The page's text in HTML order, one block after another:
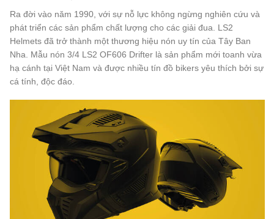
Ra đời vào năm 1990, với sự nỗ lực không ngừng nghiên cứu và
phát triển các sản phẩm chất lượng cho các giải đua. LS2
Helmets đã trở thành một thương hiệu nón uy tín của Tây Ban
Nha. Mẫu nón 3/4 LS2 OF606 Drifter là sản phẩm mới toanh vừa
hạ cánh tại Việt Nam và được nhiều tín đồ bikers yêu thích bởi sự
cá tính, độc đáo.